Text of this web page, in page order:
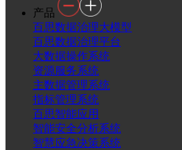
产品
百思数据治理大模型
百思数据治理平台
大数据操作系统
资源服务系统
主数据管理系统
指标管理系统
百思智能应用
智能安全分析系统
智慧应急决策系统